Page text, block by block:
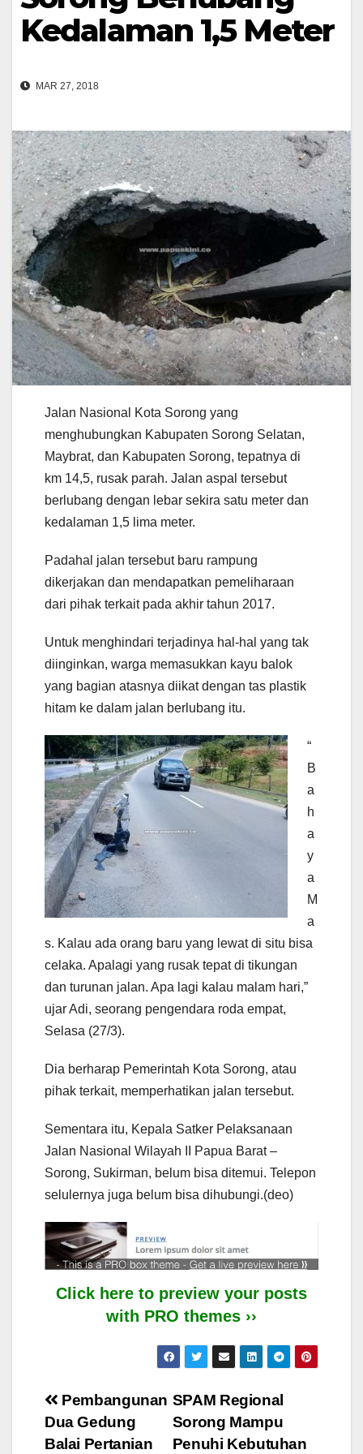
Kedalaman 1,5 Meter
MAR 27, 2018
Jalan Nasional Kota Sorong yang
menghubungkan Kabupaten Sorong Selatan,
Maybrat, dan Kabupaten Sorong, tepatnya di
km 14,5, rusak parah. Jalan aspal tersebut
berlubang dengan lebar sekira satu meter dan
kedalaman 1,5 lima meter.
Padahal jalan tersebut baru rampung
dikerjakan dan mendapatkan pemeliharaan
dari pihak terkait pada akhir tahun 2017.
Untuk menghindari terjadinya hal-hal yang tak
diinginkan, warga memasukkan kayu balok
yang bagian atasnya diikat dengan tas plastik
hitam ke dalam jalan berlubang itu.
“
B
a
h
a
y
a
M
a
s. Kalau ada orang baru yang lewat di situ bisa
celaka. Apalagi yang rusak tepat di tikungan
dan turunan jalan. Apa lagi kalau malam hari,”
ujar Adi, seorang pengendara roda empat,
Selasa (27/3).
Dia berharap Pemerintah Kota Sorong, atau
pihak terkait, memperhatikan jalan tersebut.
Sementara itu, Kepala Satker Pelaksanaan
Jalan Nasional Wilayah II Papua Barat –
Sorong, Sukirman, belum bisa ditemui. Telepon
selulernya juga belum bisa dihubungi.(deo)
Click here to preview your posts
with PRO themes ››
Post
navigation
SPAM Regional
Sorong Mampu
Penuhi Kebutuhan
Pembangunan
Dua Gedung
Balai Pertanian